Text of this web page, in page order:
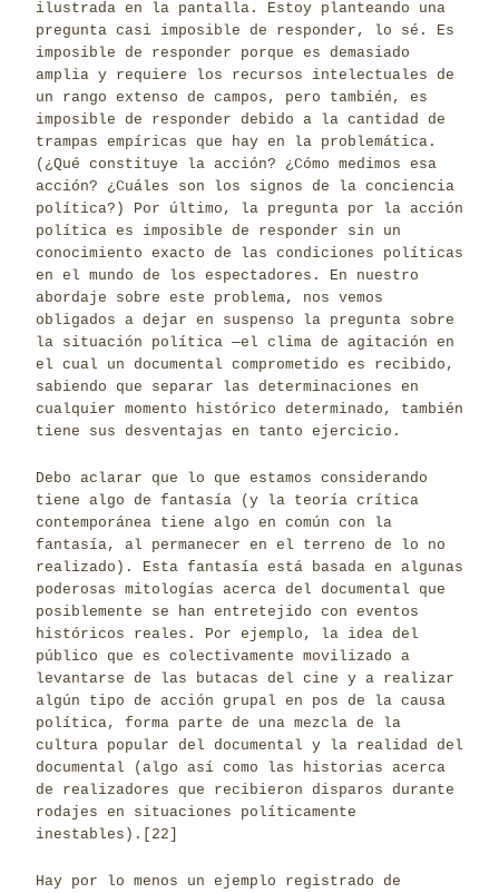
ilustrada en la pantalla. Estoy planteando una
pregunta casi imposible de responder, lo sé. Es
imposible de responder porque es demasiado
amplia y requiere los recursos intelectuales de
un rango extenso de campos, pero también, es
imposible de responder debido a la cantidad de
trampas empíricas que hay en la problemática.
(¿Qué constituye la acción? ¿Cómo medimos esa
acción? ¿Cuáles son los signos de la conciencia
política?) Por último, la pregunta por la acción
política es imposible de responder sin un
conocimiento exacto de las condiciones políticas
en el mundo de los espectadores. En nuestro
abordaje sobre este problema, nos vemos
obligados a dejar en suspenso la pregunta sobre
la situación política ─el clima de agitación en
el cual un documental comprometido es recibido,
sabiendo que separar las determinaciones en
cualquier momento histórico determinado, también
tiene sus desventajas en tanto ejercicio.
Debo aclarar que lo que estamos considerando
tiene algo de fantasía (y la teoría crítica
contemporánea tiene algo en común con la
fantasía, al permanecer en el terreno de lo no
realizado). Esta fantasía está basada en algunas
poderosas mitologías acerca del documental que
posiblemente se han entretejido con eventos
históricos reales. Por ejemplo, la idea del
público que es colectivamente movilizado a
levantarse de las butacas del cine y a realizar
algún tipo de acción grupal en pos de la causa
política, forma parte de una mezcla de la
cultura popular del documental y la realidad del
documental (algo así como las historias acerca
de realizadores que recibieron disparos durante
rodajes en situaciones políticamente
inestables). [22]
Hay por lo menos un ejemplo registrado de